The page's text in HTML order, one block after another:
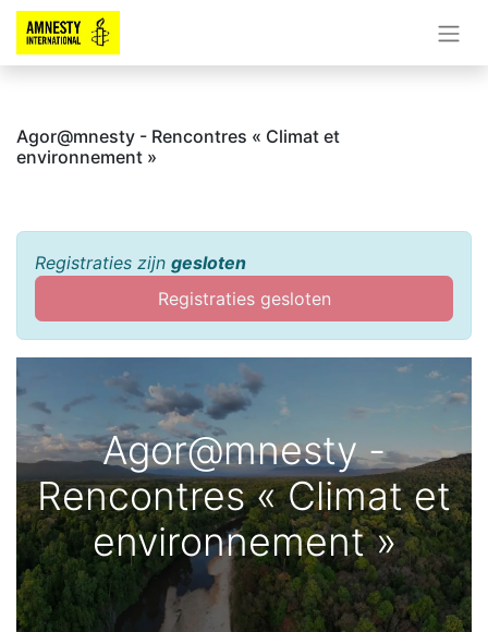
Agor@mnesty - Rencontres « Climat et
environnement »
Registraties zijn gesloten
Registraties gesloten
Agor@mnesty -
Rencontres « Climat et
environnement »